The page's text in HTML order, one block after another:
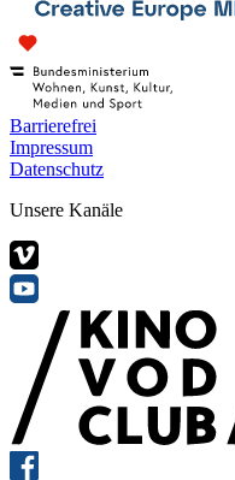
Barrierefrei
Impressum
Datenschutz
Unsere Kanäle